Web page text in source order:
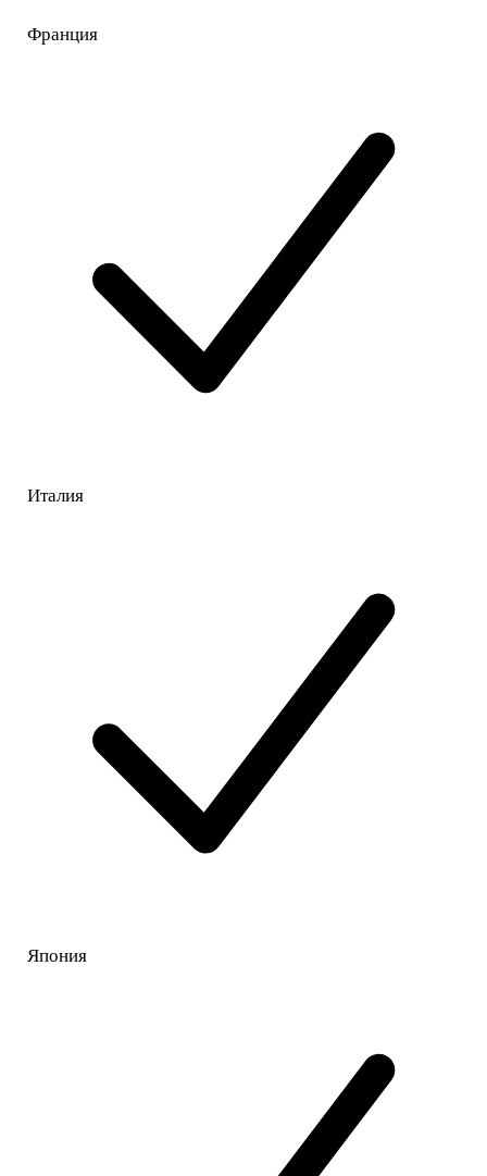
Франция
Италия
Япония